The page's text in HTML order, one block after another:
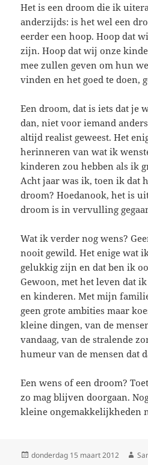
Het is een droom die ik
anderzijds: is het wel een
eerder een hoop. Hoop dat
zijn. Hoop dat wij onze
mee zullen geven om hun
vinden en het goed te doen,
Een droom, dat is iets dat je
dan, niet voor iemand
altijd realist geweest. Het
herinneren van wat ik
kinderen zou hebben als ik
Acht jaar was ik, toen ik dat
droom? Hoedanook, het is
droom is in vervulling
Wat ik verder nog wens?
nooit gewild. Het enige wat
gelukkig zijn en dat ben ik
Gewoon, met het leven dat
en kinderen. Met mijn
geen grote ambities maar
kleine dingen, van de
vandaag, van de stralende
humeur van de mensen dat
Een wens of een droom?
zo mag blijven doorgaan.
kleine ongemakkelijkheden
Geplaatst
donderdag 15 maart 2012